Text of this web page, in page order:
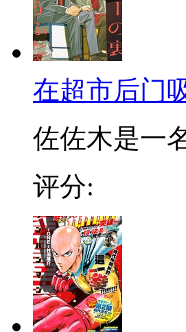
在超市后门
佐佐木是一
评分: